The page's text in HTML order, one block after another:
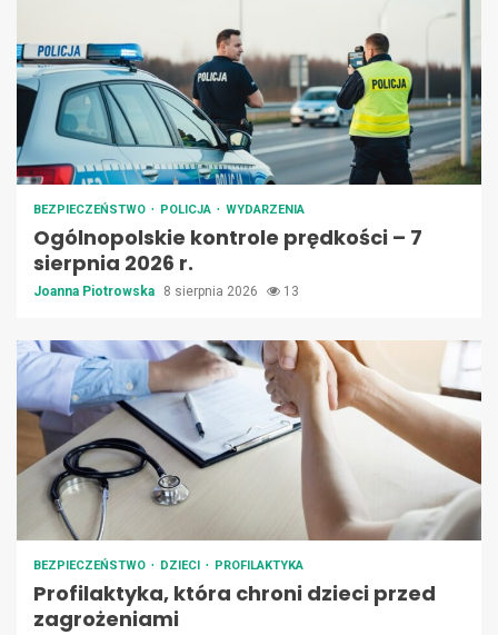
BEZPIECZEŃSTWO POLICJA WYDARZENIA
Ogólnopolskie kontrole prędkości – 7
sierpnia 2026 r.
Joanna Piotrowska 8 sierpnia 2026 13
BEZPIECZEŃSTWO DZIECI PROFILAKTYKA
Profilaktyka, która chroni dzieci przed
zagrożeniami